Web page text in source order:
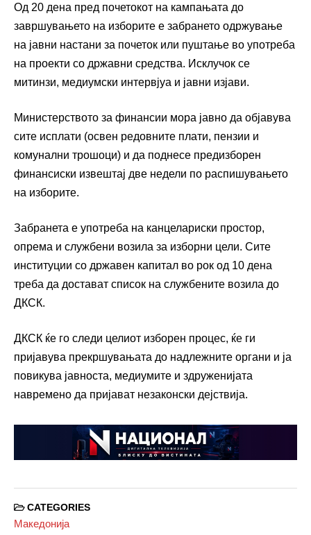
Од 20 дена пред почетокот на кампањата до
завршувањето на изборите е забрането одржување
на јавни настани за почеток или пуштање во употреба
на проекти со државни средства. Исклучок се
митинзи, медиумски интервјуа и јавни изјави.
Министерството за финансии мора јавно да објавува
сите исплати (освен редовните плати, пензии и
комунални трошоци) и да поднесе предизборен
финансиски извештај две недели по распишувањето
на изборите.
Забранета е употреба на канцелариски простор,
опрема и службени возила за изборни цели. Сите
институции со државен капитал во рок од 10 дена
треба да достават список на службените возила до
ДКСК.
ДКСК ќе го следи целиот изборен процес, ќе ги
пријавува прекршувањата до надлежните органи и ја
повикува јавноста, медиумите и здруженијата
навремено да пријават незаконски дејствија.
CATEGORIES
Македонија